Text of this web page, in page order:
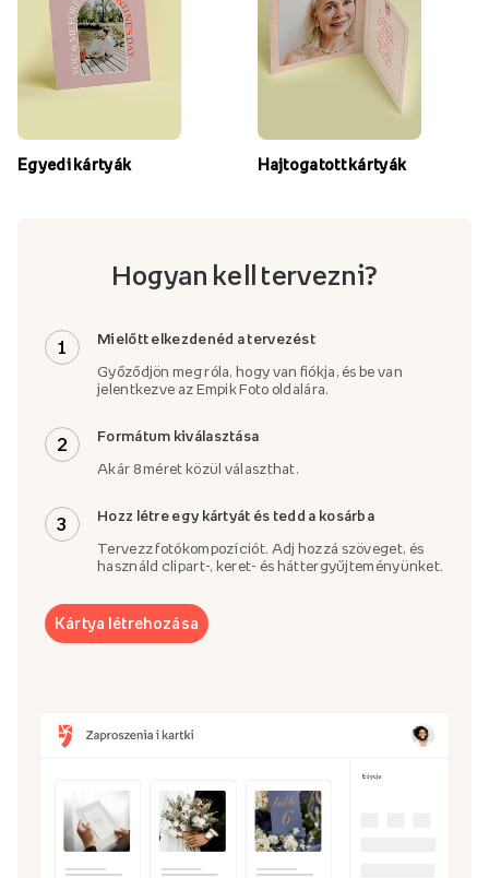
Egyedi kártyák Hajtogatott kártyák
Hogyan kell tervezni?
1 Mielőtt elkezdenéd a tervezést
Győződjön meg róla, hogy van fiókja, és be van
jelentkezve az Empik Foto oldalára.
2 Formátum kiválasztása
Akár 8 méret közül választhat.
3 Hozz létre egy kártyát és tedd a kosárba
Tervezz fotókompozíciót. Adj hozzá szöveget, és
használd clipart-, keret- és háttergyűjteményünket.
Kártya létrehozása